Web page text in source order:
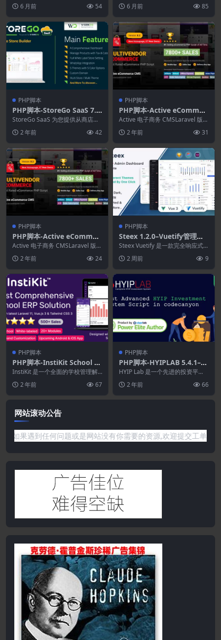
6 月前 54 6 月前 85
PHP脚本
PHP脚本-StoreGo SaaS 7.1
–在线商店构建器
StoreGo SaaS 为您提供从商店后
2 年前 42
PHP脚本
PHP脚本-Active eCommer
ce Paytm Addon 2.0(Activ
e eCommerce CMS拓展)
Active 电子商务 CMSLaravel 版本
2 年前 31
PHP脚本
PHP脚本-Active eCommer
ce Seller App 2.7.0 (Active
eCommerce CMS拓展)
Active 电子商务 CMSLaravel 版本
2 年前 24
PHP脚本
Steex 1.2.0–Vuetify管理后
台及仪表盘模板
Steex Vuetify 是一款完全响应式
2 周前 9
PHP脚本
PHP脚本-InstiKit School 4.
7.0–学校管理系统和学校ERP
InstiKit 是一个全面的学校管理解
决方案，旨在简化您机构的运营。
无论您需要...
2 年前 67
PHP脚本
PHP脚本-HYIPLAB 5.4.1–完
整的高回报投资投资系统
HYIP Lab 是一个先进的投资平
台，可与所有设备高效协作。这是
一个架构良好、...
2 年前 66
网站滚动公告
信息资源!如果遇到任何问题或是网站没有你需要的资源,欢迎提